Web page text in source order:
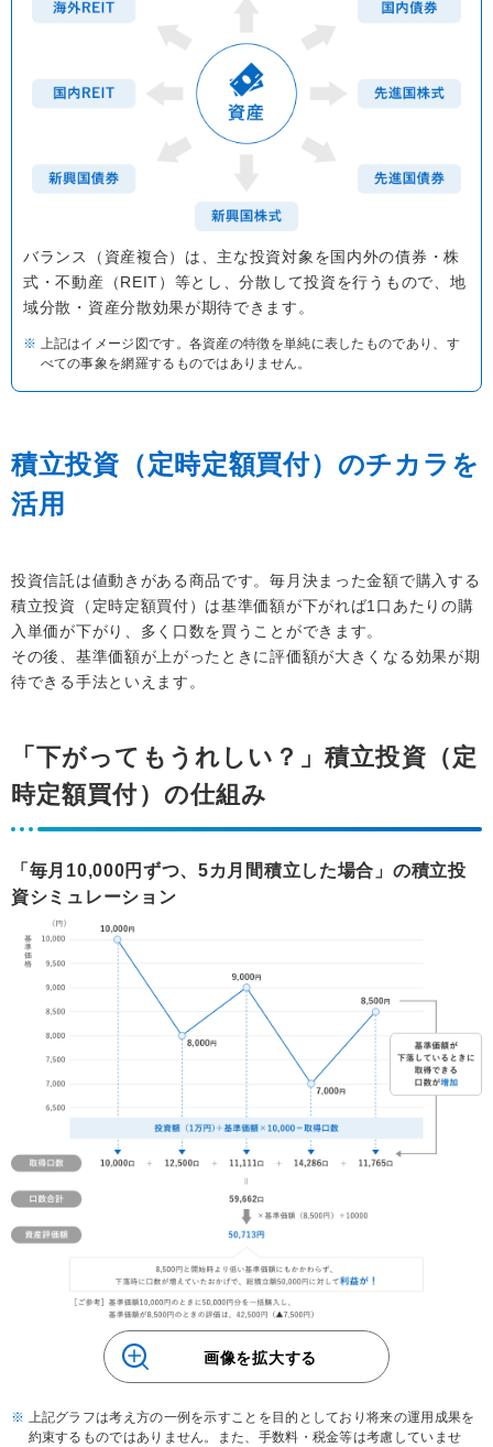
バランス（資産複合）は、主な投資対象を国内外の債券・株
式・不動産（REIT）等とし、分散して投資を行うもので、地
域分散・資産分散効果が期待できます。
上記はイメージ図です。各資産の特徴を単純に表したものであり、す
べての事象を網羅するものではありません。
積立投資（定時定額買付）のチカラを
活用
投資信託は値動きがある商品です。毎月決まった金額で購入する
積立投資（定時定額買付）は基準価額が下がれば1口あたりの購
入単価が下がり、多く口数を買うことができます。
その後、基準価額が上がったときに評価額が大きくなる効果が期
待できる手法といえます。
「下がってもうれしい？」積立投資（定
時定額買付）の仕組み
「毎月10,000円ずつ、5カ月間積立した場合」の積立投
資シミュレーション
画像を拡大する
上記グラフは考え方の一例を示すことを目的としており将来の運用成果を
約束するものではありません。また、手数料・税金等は考慮していませ